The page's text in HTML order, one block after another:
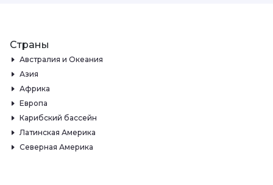
Страны
Австралия и Океания
Азия
Африка
Европа
Карибский бассейн
Латинская Америка
Северная Америка